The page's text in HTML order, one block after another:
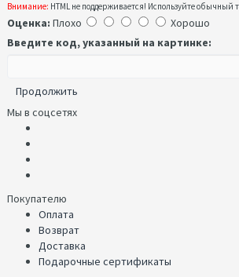
Внимание: HTML не поддерживается! Используйте обычный
Оценка: Плохо
Хорошо
Введите код, указанный на картинке:
Продолжить
Мы в соцсетях
Покупателю
Оплата
Возврат
Доставка
Подарочные сертификаты